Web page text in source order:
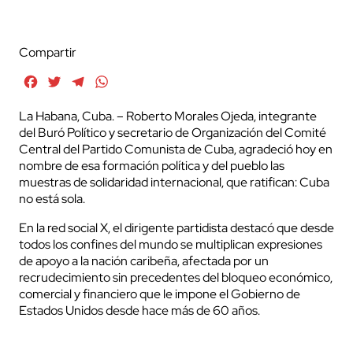
Compartir
FacebookTwitterTelegram
La Habana, Cuba. – Roberto Morales Ojeda, integrante
del Buró Político y secretario de Organización del Comité
Central del Partido Comunista de Cuba, agradeció hoy en
nombre de esa formación política y del pueblo las
muestras de solidaridad internacional, que ratifican: Cuba
no está sola.
En la red social X, el dirigente partidista destacó que desde
todos los confines del mundo se multiplican expresiones
de apoyo a la nación caribeña, afectada por un
recrudecimiento sin precedentes del bloqueo económico,
comercial y financiero que le impone el Gobierno de
Estados Unidos desde hace más de 60 años.